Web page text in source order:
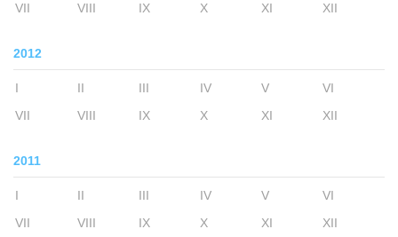
VII
VIII IX X XI XII
2012
I II III IV V
VI
VII
VIII IX X XI XII
2011
I II III IV V
VI
VII
VIII IX X XI XII